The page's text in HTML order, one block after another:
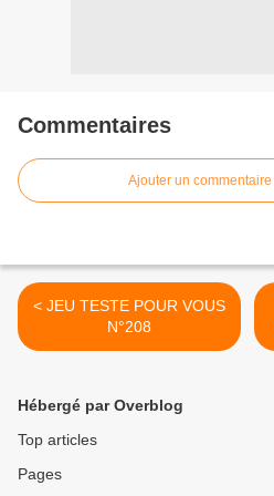
Commentaires
Ajouter un commentaire
< JEU TESTE POUR VOUS
N°208
Hébergé par Overblog
Top articles
Pages